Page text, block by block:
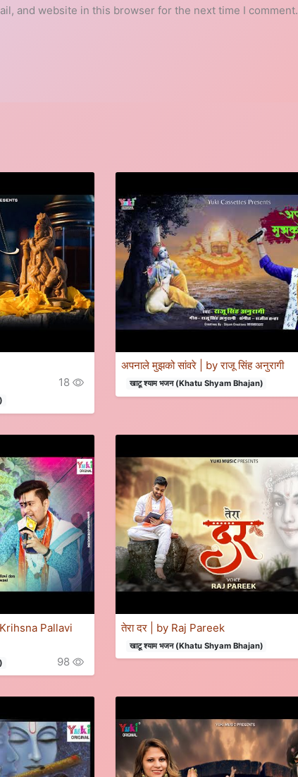
and website in this browser for the next time I comment.
18
अपनाले मुझको सांवरे | by राजू सिंह अनुरागी
खाटू श्याम भजन (Khatu Shyam Bhajan)
Krihsna Pallavi
98
तेरा दर | by Raj Pareek
खाटू श्याम भजन (Khatu Shyam Bhajan)